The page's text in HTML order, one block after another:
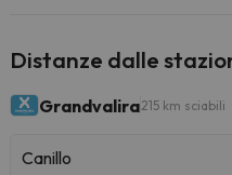
Distanze dalle
Grandvalira215 km sciabili
Canillo